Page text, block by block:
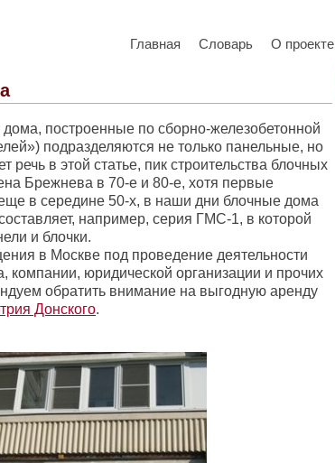
Главная Словарь О проекте
построенные по сборно-железобетонной
подразделяются не только панельные, но
речь в этой статье, пик строительства блочных
Брежнева в 70-е и 80-е, хотя первые
в середине 50-х, в наши дни блочные дома
например, серия ГМС-1, в которой
и блочки.
в Москве под проведение деятельности
компании, юридической организации и прочих
обратить внимание на выгодную аренду
Донского.